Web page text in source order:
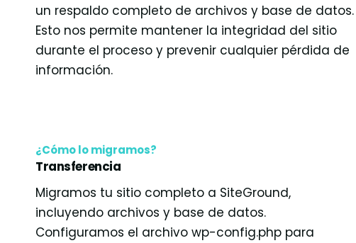
un respaldo completo de archivos y base de datos.
Esto nos permite mantener la integridad del sitio
durante el proceso y prevenir cualquier pérdida de
información.
¿Cómo lo migramos?
Transferencia
Migramos tu sitio completo a SiteGround,
incluyendo archivos y base de datos.
Configuramos el archivo wp-config.php para